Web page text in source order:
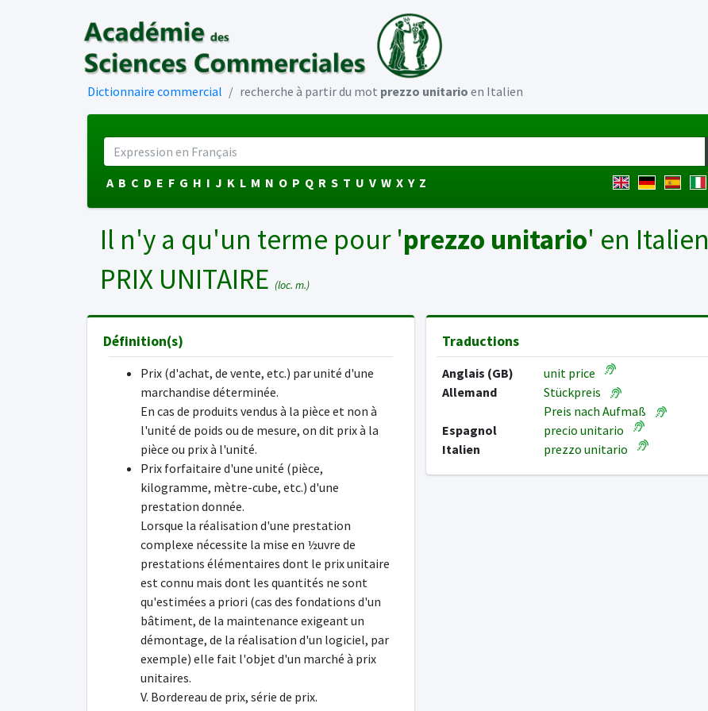
Dictionnaire commercial recherche à partir du mot prezzo unitario en Italien
A B C D E F G H I J K L M N O P Q R S T U V W X Y Z
Il n'y a qu'un terme pour 'prezzo unitario' en Italien
PRIX UNITAIRE (loc. m.)
Définition(s)
Prix (d'achat, de vente, etc.) par unité d'une
marchandise déterminée.
En cas de produits vendus à la pièce et non à
l'unité de poids ou de mesure, on dit prix à la
pièce ou prix à l'unité.
Prix forfaitaire d'une unité (pièce,
kilogramme, mètre-cube, etc.) d'une
prestation donnée.
Lorsque la réalisation d'une prestation
complexe nécessite la mise en ½uvre de
prestations élémentaires dont le prix unitaire
est connu mais dont les quantités ne sont
qu'estimées a priori (cas des fondations d'un
bâtiment, de la maintenance exigeant un
démontage, de la réalisation d'un logiciel, par
exemple) elle fait l'objet d'un marché à prix
unitaires.
V. Bordereau de prix, série de prix.
Traductions
Anglais (GB)
unit price
Allemand
Stückpreis
Preis nach Aufmaß
Espagnol
precio unitario
Italien
prezzo unitario